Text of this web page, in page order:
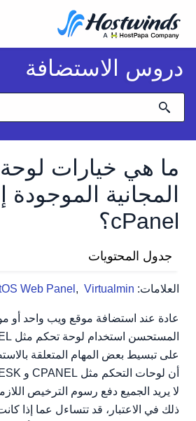
دروس الاستضافة
ما هي خيارات
المجانية
cPanel؟
العلامات: Web Panel , Virtualmin
جدول المحتويات
فيستا
لوحة ويب CentOS
عادة عند استضافة موقع ويب واحد أو
على تبسيط بعض المهام المتعلقة
لا يريد الجميع دفع رسوم الترخيص
ذلك في الاعتبار، قد تتساءل عما إذا